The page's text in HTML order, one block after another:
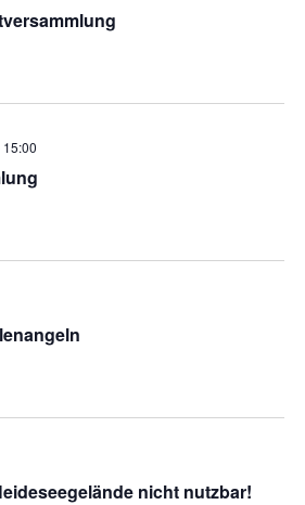
15:00
nicht nutzbar!